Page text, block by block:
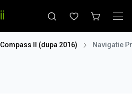
Compass II (dupa 2016) Navigatie